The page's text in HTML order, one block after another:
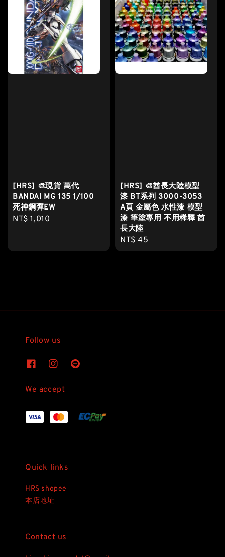
[HRS] 🎨現貨 萬代
BANDAI MG 135 1/100
死神鋼彈EW
Regular
NT$ 1,010
[HRS] 🎨酋長大陸模型
漆 BT系列 3000-3053
A頁 金屬色 水性漆 模型
漆 筆塗專用 不用稀釋 酋
長大陸
Regular
price
NT$ 45
Follow us
We accept
Quick links
HRS shopee
本店地址
Contact us